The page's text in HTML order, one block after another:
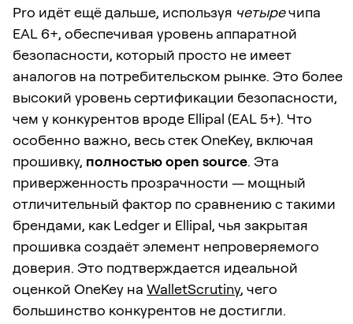
Pro идёт ещё дальше, используя четыречипа
EAL 6+, обеспечивая уровень аппаратной
безопасности, который просто не имеет
аналогов на потребительском рынке. Это более
высокий уровень сертификации безопасности,
чем у конкурентов вроде Ellipal (EAL 5+). Что
особенно важно, весь стек OneKey, включая
прошивку, полностью open source. Эта
приверженность прозрачности — мощный
отличительный фактор по сравнению с такими
брендами, как Ledger и Ellipal, чья закрытая
прошивка создаёт элемент непроверяемого
доверия. Это подтверждается идеальной
оценкой OneKey на WalletScrutiny, чего
большинство конкурентов не достигли.